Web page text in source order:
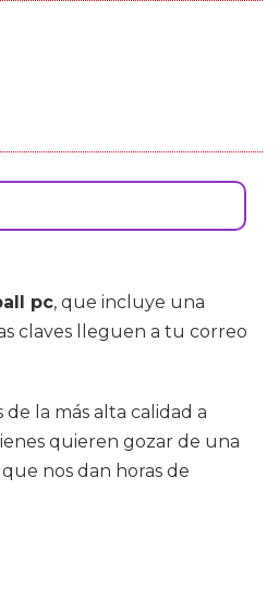
pc, que incluye una
claves lleguen a tu correo
la más alta calidad a
quieren gozar de una
nos dan horas de